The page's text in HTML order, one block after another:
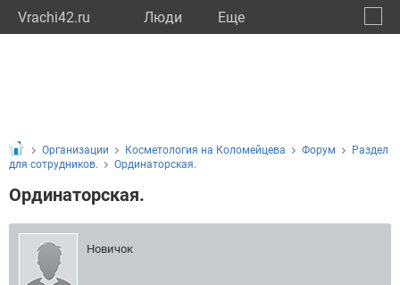
Vrachi42.ru Люди Eще
Организации Косметология на Коломейцева Форум
Раздел
для сотрудников.
Ординаторская.
Ординаторская.
Новичок